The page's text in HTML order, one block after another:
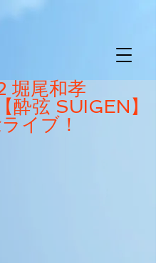
堀尾和孝
酔弦 SUIGEN】
イブ！